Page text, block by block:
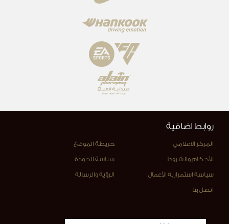
روابط اضافية
المركز الاعلامي خريطة الموقع
الأحكام والشروط سياسة الجودة
سياسة استمرارية الأعمال الرؤية والرسالة
اتصل بنا